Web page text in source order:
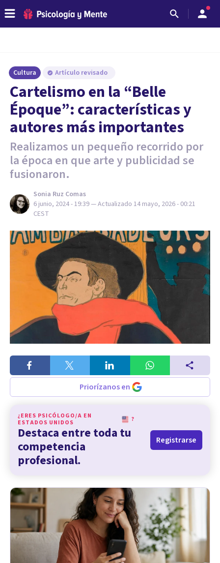
Cultura Artículo revisado
Cartelismo en la “Belle
Époque”: características y
autores más importantes
Realizamos un pequeño recorrido por
la época en que arte y publicidad se
fusionaron.
Sonia Ruz Comas
6 junio, 2024 - 19:39— Actualizado 14 mayo, 2026 - 00:21
CEST
Priorízanos en
¿ERES PSICÓLOGO/A EN
ESTADOS UNIDOS
?
Destaca entre toda tu
competencia
profesional.
Registrarse